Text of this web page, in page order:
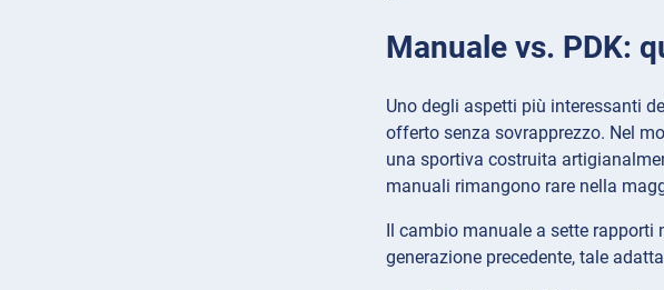
Manuale vs. PDK:
Uno degli aspetti più interessanti
offerto senza sovrapprezzo. Nel
una sportiva costruita
manuali rimangono rare nella
Il cambio manuale a sette rapporti
generazione precedente, tale